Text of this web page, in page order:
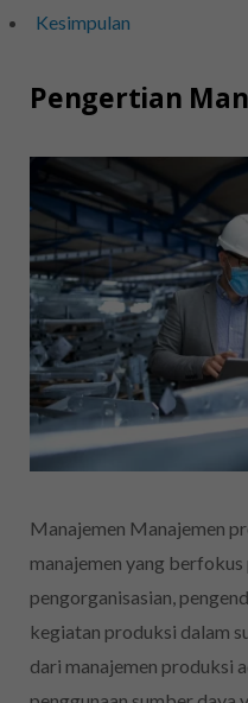
Kesimpulan
Pengertian
Manajemen Manajemen
manajemen yang berfokus
pengorganisasian,
kegiatan produksi dalam
dari manajemen produksi